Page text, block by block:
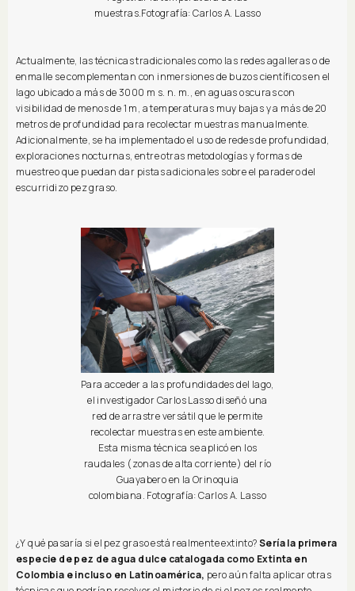
muestras.Fotografía: Carlos A. Lasso
Actualmente, las técnicas tradicionales como las redes agalleras o de
enmalle se complementan con inmersiones de buzos científicos en el
lago ubicado a más de 3000 m s. n. m., en aguas oscuras con
visibilidad de menos de 1 m, a temperaturas muy bajas y a más de 20
metros de profundidad para recolectar muestras manualmente.
Adicionalmente, se ha implementado el uso de redes de profundidad,
exploraciones nocturnas, entre otras metodologías y formas de
muestreo que puedan dar pistas adicionales sobre el paradero del
escurridizo pez graso.
Para acceder a las profundidades del lago,
el investigador Carlos Lasso diseñó una
red de arrastre versátil que le permite
recolectar muestras en este ambiente.
Esta misma técnica se aplicó en los
raudales (zonas de alta corriente) del río
Guayabero en la Orinoquia
colombiana. Fotografía: Carlos A. Lasso
¿Y qué pasaría si el pez graso está realmente extinto?Sería la primera
especie de pez de agua dulce catalogada como Extinta en
Colombia e incluso en Latinoamérica, pero aún falta aplicar otras